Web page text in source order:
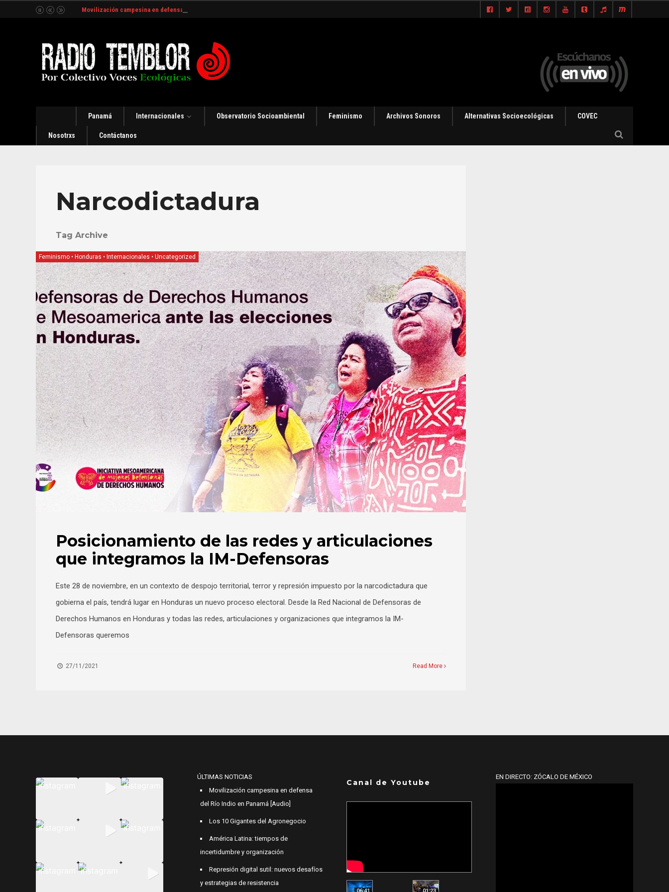
Movilización campesina en defensa del Río Indio en Panamá [Audio]
Panamá Internacionales Observatorio Socioambiental Feminismo Archivos Sonoros Alternativas Socioecológicas COVEC
Nosotrxs Contáctanos
Narcodictadura
Tag Archive
Feminismo • Honduras • Internacionales • Uncategorized
Posicionamiento de las redes y articulaciones
que integramos la IM-Defensoras
Este 28 de noviembre, en un contexto de despojo territorial, terror y represión impuesto por la narcodictadura que
gobierna el país, tendrá lugar en Honduras un nuevo proceso electoral. Desde la Red Nacional de Defensoras de
Derechos Humanos en Honduras y todas las redes, articulaciones y organizaciones que integramos la IM-
Defensoras queremos
27/11/2021 Read More
ÚLTIMAS NOTICIAS
Movilización campesina en defensa
del Río Indio en Panamá [Audio]
Los 10 Gigantes del Agronegocio
América Latina: tiempos de
incertidumbre y organización
Represión digital sutil: nuevos desafíos
y estrategias de resistencia
Canal de Youtube
06:41 01:23
EN DIRECTO: ZÓCALO DE MÉXICO